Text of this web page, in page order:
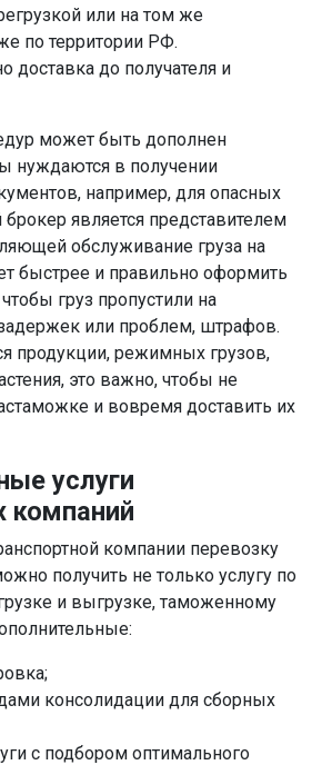
или на том же
по территории РФ.
доставка до получателя и
может быть дополнен
нуждаются в получении
например, для опасных
является представителем
обслуживание груза на
быстрее и правильно оформить
груз пропустили на
или проблем, штрафов.
продукции, режимных грузов,
это важно, чтобы не
и вовремя доставить их
услуги
компаний
компании перевозку
получить не только услугу по
и выгрузке, таможенному
консолидации для сборных
с подбором оптимального